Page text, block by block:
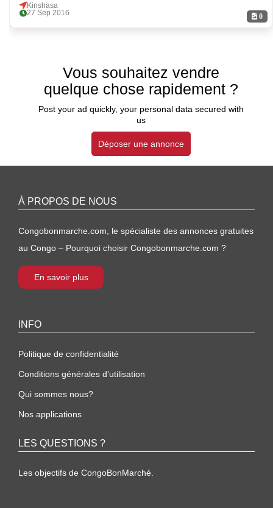
0
Kinshasa
27 Sep 2016
Vous souhaitez vendre
quelque chose rapidement ?
Post your ad quickly, your personal data secured with
us
Déposer une annonce
À PROPOS DE NOUS
Congobonmarche.com, le spécialiste des annonces gratuites
au Congo – Pourquoi choisir Congobonmarche.com ?
En savoir plus
INFO
Politique de confidentialité
Conditions générales d’utilisation
Qui sommes nous?
Nos applications
LES QUESTIONS ?
Les objectifs de CongoBonMarché.